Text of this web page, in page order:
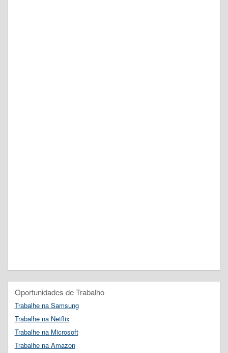
Oportunidades de Trabalho
Trabalhe na Samsung
Trabalhe na Netflix
Trabalhe na Microsoft
Trabalhe na Amazon